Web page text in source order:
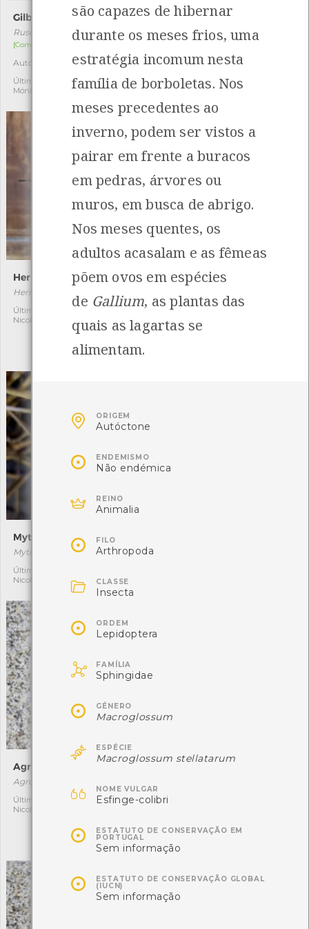
Gilbardeira
Ruscus aculeatus
[Comum]
Autóctone
Última observação por:
Mónica Rocha
11
Martelinhos
Narcissus cyclamineus
Autóctone
Última observação por:
Mónica Rocha
Hermetia illucens
Hermetia illucens
Última observação por:
Nicole Viana
1
Adalia decempunctata
[Comum]
Autóctone
Mythimna litoralis
Mythimna litoralis
Última observação por:
Nicole Viana
Agrotis ripae
Agrotis ripae
Última observação por:
Nicole Viana
2
[Comum]
Última observação por:
são capazes de hibernar
durante os meses frios, uma
estratégia incomum nesta
família de borboletas. Nos
meses precedentes ao
inverno, podem ser vistos a
pairar em frente a buracos
em pedras, árvores ou
muros, em busca de abrigo.
Nos meses quentes, os
adultos acasalam e as fêmeas
põem ovos em espécies
de Gallium, as plantas das
quais as lagartas se
alimentam.
 ORIGEM
Autóctone
 ENDEMISMO
Não endémica
 REINO
Animalia
 FILO
Arthropoda
 CLASSE
Insecta
 ORDEM
Lepidoptera
 FAMÍLIA
Sphingidae
 GÉNERO
Macroglossum
 ESPÉCIE
Macroglossum stellatarum
 NOME VULGAR
Esfinge-colibri
 ESTATUTO DE CONSERVAÇÃO EM
PORTUGAL
Sem informação
 ESTATUTO DE CONSERVAÇÃO GLOBAL
(IUCN)
Sem informação